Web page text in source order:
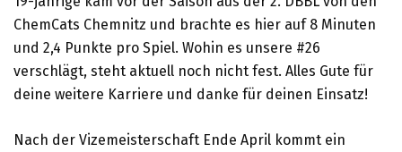
ChemCats Chemnitz und brachte es hier auf 8 Minuten
und 2,4 Punkte pro Spiel. Wohin es unsere #26
verschlägt, steht aktuell noch nicht fest. Alles Gute für
deine weitere Karriere und danke für deinen Einsatz!
Nach der Vizemeisterschaft Ende April kommt ein